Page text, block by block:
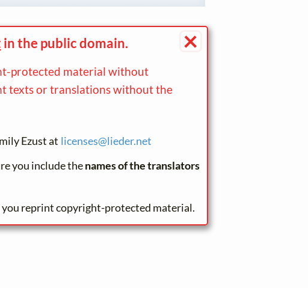
×
in the public domain.
protected material without
texts or translations without the
Ezust at licenses@lieder.net
you include thenames of the translators
reprint copyright-protected material.